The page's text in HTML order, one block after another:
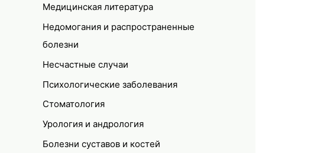
Медицинская литература
Недомогания и распространенные
болезни
Несчастные случаи
Психологические заболевания
Стоматология
Урология и андрология
Болезни суставов и костей